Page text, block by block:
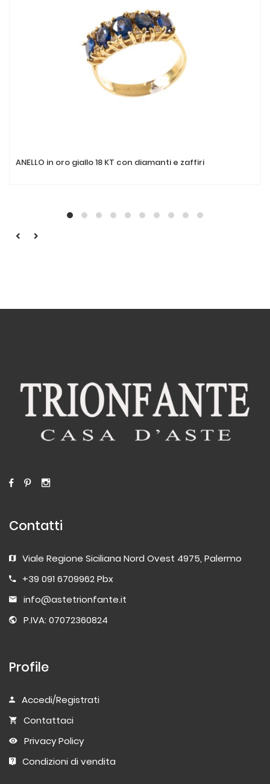
ANELLO in oro giallo 18 KT con diamanti e zaffiri
Contatti
Viale Regione Siciliana Nord Ovest 4975, Palermo
+39 091 6709962 Pbx
info@astetrionfante.it
P.IVA: 07072360824
Profile
Accedi/Registrati
Contattaci
Privacy Policy
Condizioni di vendita